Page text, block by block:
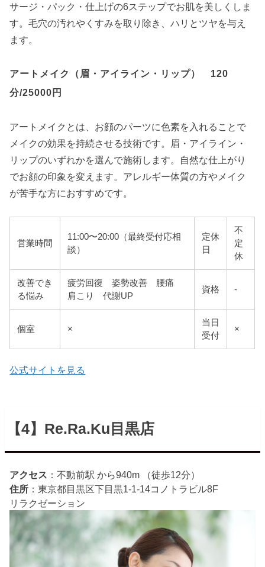
サージ・パック・仕上げの6ステップでお肌を美しくしま
す。毛穴の汚れやくすみを取り除き、ハリとツヤを与え
ます。
アートメイク（眉・アイライン・リップ） 120
分/25000円
アートメイクとは、お顔のパーツに色素を入れることで
メイクの効果を持続させる技術です。眉・アイライン・
リップのいずれかを選んで施術します。自然な仕上がり
でお顔の印象を変えます。アレルギー体質の方やメイク
が苦手な方におすすめです。
営業時間
11:00〜20:00（最終受付応相
談）
定休
日
不
定
休
改善でき
る悩み
疲労回復 姿勢改善 腰痛
肩こり 代謝UP
資格 -
個室 ×
当日
受付
×
公式サイトを見る
【4】Re.Ra.Ku目黒店
アクセス ：不動前駅 から940m （徒歩12分）
住所 ：東京都目黒区下目黒1-1-14コノトラビル8F
リラクゼーション